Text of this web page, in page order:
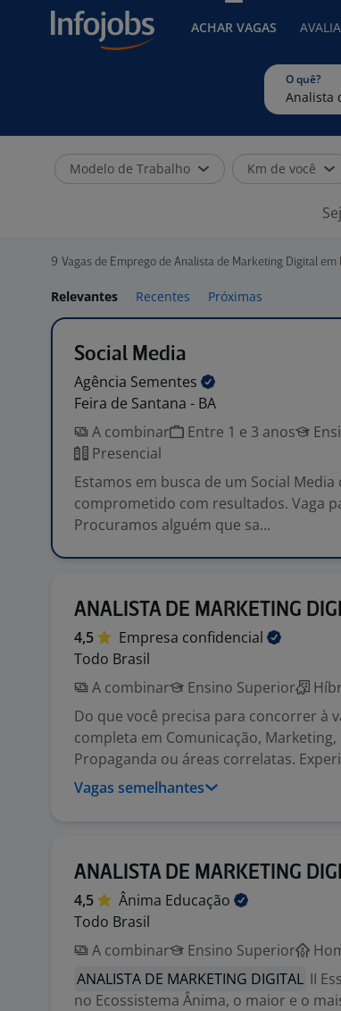
ACHAR VAGAS
O quê?
Modelo de Trabalho Km de você
9 Vagas de Emprego de Analista de Marketing Digital em
Relevantes Recentes Próximas
Social Media
Agência Sementes
Feira de Santana - BA
A combinar
Entre 1 e 3 anos
Presencial
Estamos em busca de um Social
comprometido com resultados. Vaga
Procuramos alguém que sa...
ANALISTA DE MARKETING
4,5 Empresa confidencial
Todo Brasil
A combinar
Ensino Superior
Do que você precisa para concorrer à
completa em Comunicação, Marketing,
Propaganda ou áreas correlatas.
Vagas semelhantes
ANALISTA DE MARKETING
4,5 Ânima Educação
Todo Brasil
A combinar
Ensino Superior
ANALISTA DE MARKETING DIGITAL II
no Ecossistema Ânima, o maior e o